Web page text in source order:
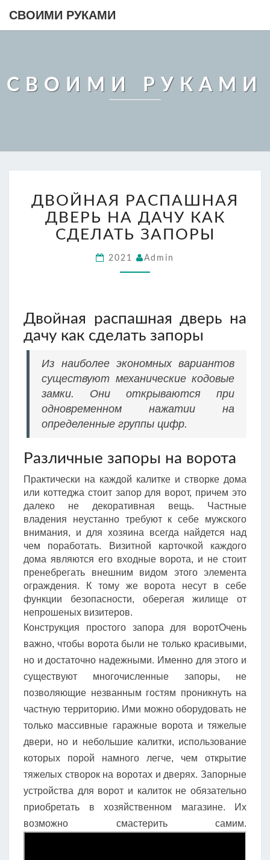
СВОИМИ РУКАМИ
СВОИМИ РУКАМИ
РАСПАШНАЯ
ДВЕРЬ
НА
ДАЧУ
КАК
ДВОЙНАЯ РАСПАШНАЯ
ДВЕРЬ НА ДАЧУ КАК
СДЕЛАТЬ ЗАПОРЫ
2021 Admin
Двойная распашная дверь на
дачу как сделать запоры
Из наиболее экономных вариантов
существуют механические кодовые
замки. Они открываются при
одновременном нажатии на
определенные группы цифр.
Различные запоры на ворота
Практически на каждой калитке и створке дома
или коттеджа стоит запор для ворот, причем это
далеко не декоративная вещь. Частные
владения неустанно требуют к себе мужского
внимания, и для хозяина всегда найдется над
чем поработать. Визитной карточкой каждого
дома являются его входные ворота, и не стоит
пренебрегать внешним видом этого элемента
ограждения. К тому же ворота несут в себе
функции безопасности, оберегая жилище от
непрошеных визитеров.
Конструкция простого запора для воротОчень
важно, чтобы ворота были не только красивыми,
но и достаточно надежными. Именно для этого и
существуют многочисленные запоры, не
позволяющие незванным гостям проникнуть на
частную территорию. Ими можно оборудовать не
только массивные гаражные ворота и тяжелые
двери, но и небольшие калитки, использование
которых порой намного легче, чем открытие
тяжелых створок на воротах и дверях. Запорные
устройства для ворот и калиток не обязательно
приобретать в хозяйственном магазине. Их
возможно смастерить самим.